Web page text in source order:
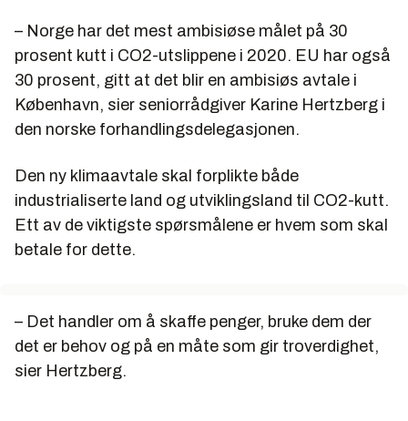
– Norge har det mest ambisiøse målet på 30
prosent kutt i CO2-utslippene i 2020. EU har også
30 prosent, gitt at det blir en ambisiøs avtale i
København, sier seniorrådgiver Karine Hertzberg i
den norske forhandlingsdelegasjonen.
Den ny klimaavtale skal forplikte både
industrialiserte land og utviklingsland til CO2-kutt.
Ett av de viktigste spørsmålene er hvem som skal
betale for dette.
– Det handler om å skaffe penger, bruke dem der
det er behov og på en måte som gir troverdighet,
sier Hertzberg.